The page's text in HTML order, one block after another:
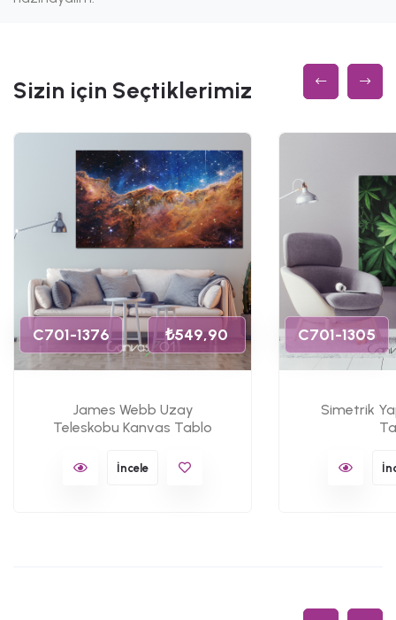
Sizin için Seçtiklerimiz
C701-1376 ₺549,90
James Webb Uzay
Teleskobu Kanvas Tablo
İncele
C701-1305
Simetrik